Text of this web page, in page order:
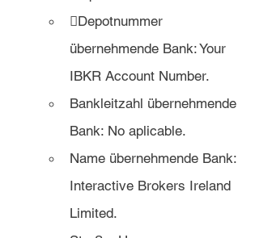
Depotnummer
übernehmende Bank: Your
IBKR Account Number.
Bankleitzahl übernehmende
Bank: No aplicable.
Name übernehmende Bank:
Interactive Brokers Ireland
Limited.